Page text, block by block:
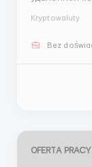
обучаем с полного нуля
Kryptowaluty
Bez
OFERTA